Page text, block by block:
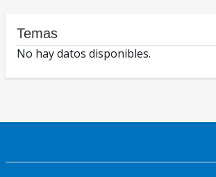
Temas
No hay datos disponibles.